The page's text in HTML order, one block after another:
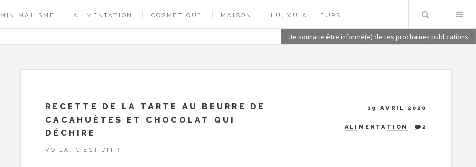
MINIMALISME ALIMENTATION COSMÉTIQUE MAISON LU, VU AILLEURS
Je souhaite être informé(e) de tes prochaines publications
RECETTE DE LA TARTE AU BEURRE DE
CACAHUÈTES ET CHOCOLAT QUI
DÉCHIRE
VOILÀ, C'EST DIT !
19 AVRIL 2020
ALIMENTATION 2